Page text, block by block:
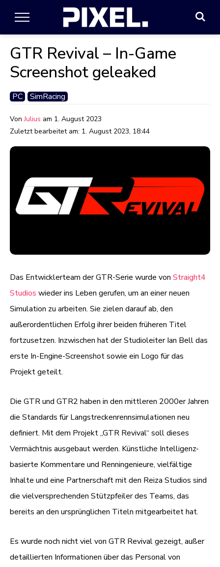
GTR Revival – In-Game
Screenshot geleaked
PC SimRacing
VonJulius am 1. August 2023
Zuletzt bearbeitet am: 1. August 2023, 18:44
Das Entwicklerteam der GTR-Serie wurde von Straight4
Studios wieder ins Leben gerufen, um an einer neuen
Simulation zu arbeiten. Sie zielen darauf ab, den
außerordentlichen Erfolg ihrer beiden früheren Titel
fortzusetzen. Inzwischen hat der Studioleiter Ian Bell das
erste In-Engine-Screenshot sowie ein Logo für das
Projekt geteilt.
Die GTR und GTR2 haben in den mittleren 2000er Jahren
die Standards für Langstreckenrennsimulationen neu
definiert. Mit dem Projekt „GTR Revival“ soll dieses
Vermächtnis ausgebaut werden. Künstliche Intelligenz-
basierte Kommentare und Renningenieure, vielfältige
Inhalte und eine Partnerschaft mit den Reiza Studios sind
die vielversprechenden Stützpfeiler des Teams, das
bereits an den ursprünglichen Titeln mitgearbeitet hat.
Es wurde noch nicht viel von GTR Revival gezeigt, außer
detaillierten Informationen über das Personal von